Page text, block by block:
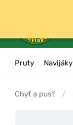
Pruty Navijáky
Chyť a pusť /